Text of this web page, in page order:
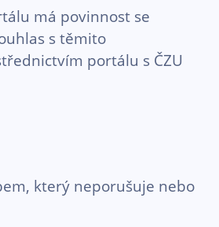
má povinnost se
s těmito
portálu s ČZU
který neporušuje nebo